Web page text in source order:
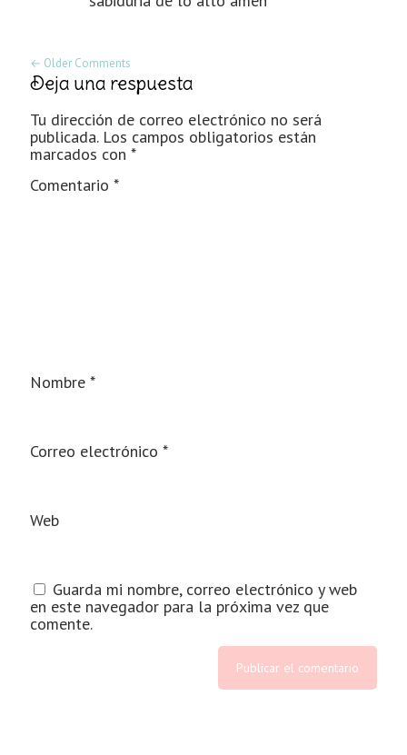
← Older Comments
Deja una respuesta
Tu dirección de correo electrónico no será
publicada. Los campos obligatorios están
marcados con *
Comentario *
Nombre *
Correo electrónico *
Web
Guarda mi nombre, correo electrónico y web
en este navegador para la próxima vez que
comente.